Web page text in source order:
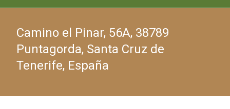
Camino el Pinar, 56A, 38789
Puntagorda, Santa Cruz de
Tenerife, España